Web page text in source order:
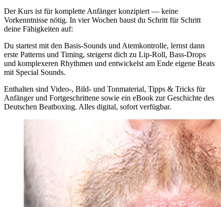
Der Kurs ist für komplette Anfänger konzipiert — keine
Vorkenntnisse nötig. In vier Wochen baust du Schritt für Schritt
deine Fähigkeiten auf:
Du startest mit den Basis-Sounds und Atemkontrolle, lernst dann
erste Patterns und Timing, steigerst dich zu Lip-Roll, Bass-Drops
und komplexeren Rhythmen und entwickelst am Ende eigene Beats
mit Special Sounds.
Enthalten sind Video-, Bild- und Tonmaterial, Tipps & Tricks für
Anfänger und Fortgeschrittene sowie ein eBook zur Geschichte des
Deutschen Beatboxing. Alles digital, sofort verfügbar.